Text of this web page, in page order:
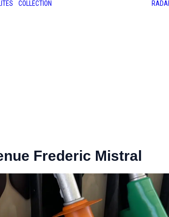
COLLECTION
Frederic Mistral